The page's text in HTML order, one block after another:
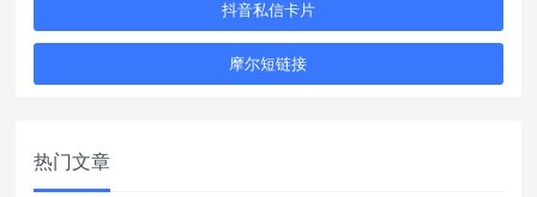
抖音私信卡片
摩尔短链接
热门文章